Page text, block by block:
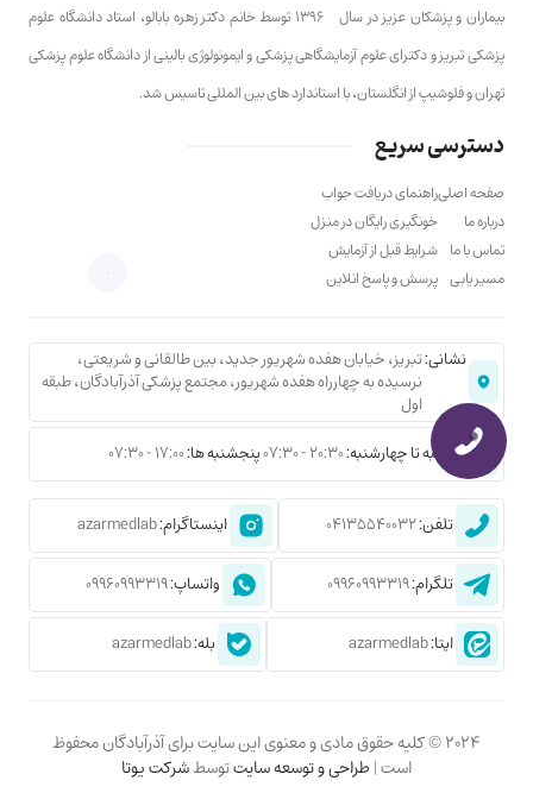
بیماران و پزشکان عزیز در سال ۱۳۹۶ توسط خانم دکتر زهره بابالو، استاد دانشگاه علوم
پزشکی تبریز و دکترای علوم آزمایشگاهی پزشکی و ایمونولوژی بالینی از دانشگاه علوم پزشکی
تهران و فلوشیپ از انگلستان، با استاندارد های بین المللی تاسیس شد.
دسترسی سریع
صفحه اصلی
درباره ما
تماس با ما
مسیر یابی
راهنمای دریافت جواب
خونگیری رایگان در منزل
شرایط قبل از آزمایش
پرسش و پاسخ انلاین
نشانی:تبریز، خیابان هفده شهریور جدید، بین طالقانی و شریعتی،
نرسیده به چهارراه هفده شهریور، مجتمع پزشکی آذرآبادگان، طبقه
اول
شنبه تا چهارشنبه:20:30 - 07:30 پنجشنبه ها:17:00 - 07:30
تلفن:04135540032 اینستاگرام:azarmedlab
تلگرام:09960993319 واتساپ:09960993319
ایتا:azarmedlab بله:azarmedlab
2024 © کلیه حقوق مادی و معنوی این سایت برای آذرآبادگان محفوظ
است |طراحی و توسعه سایتتوسطشرکت یوتا